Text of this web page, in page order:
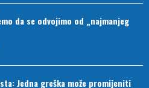
da se odvojimo od „najmanjeg
Jedna greška može promijeniti